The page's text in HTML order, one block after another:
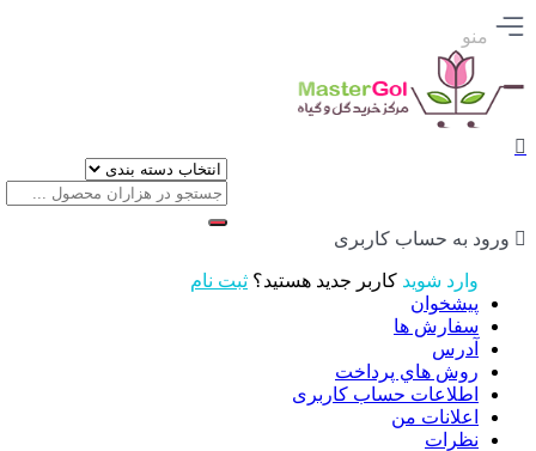
منو
ورود به حساب کاربری
وارد شوید کاربر جدید هستید؟ ثبت نام
پیشخوان
سفارش ها
آدرس
روش هاي پرداخت
اطلاعات حساب كاربری
اعلانات من
نظرات